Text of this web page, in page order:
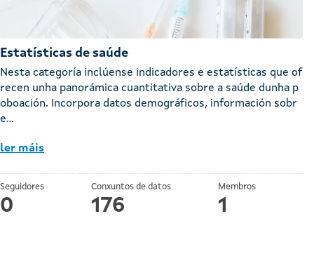
Estatísticas de saúde
Nesta categoría inclúense indicadores e estatísticas que of
recen unha panorámica cuantitativa sobre a saúde dunha p
oboación. Incorpora datos demográficos, información sobr
e...
ler máis
Seguidores
0
Conxuntos de datos
176
Membros
1